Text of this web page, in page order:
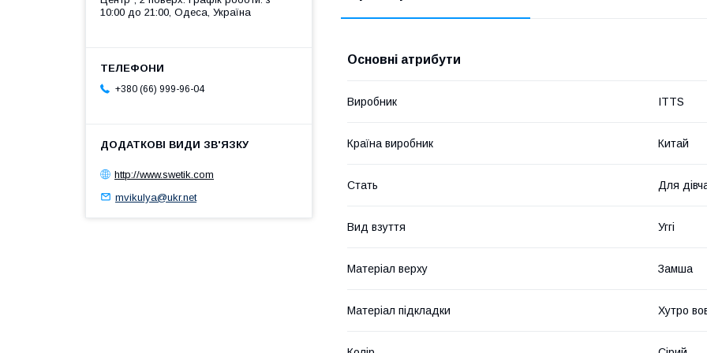
Основні атрибути
Виробник ITTS
Країна виробник Китай
Стать Для
Вид взуття Уггі
Матеріал верху Замша
Матеріал підкладки Хутро
10:00 до 21:00, Одеса, Україна
+380 (66) 999-96-04
http://www.swetik.com
mvikulya@ukr.net